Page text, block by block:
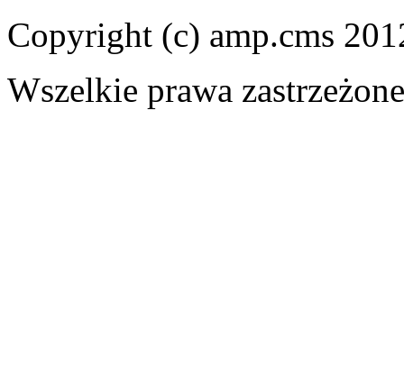
Copyright (c) amp.cms
Wszelkie prawa zastrzeżone